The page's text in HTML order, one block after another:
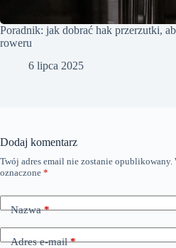
Poradnik: jak dobrać hak przerzutki,
roweru
6 lipca 2025
Dodaj komentarz
Twój adres email nie zostanie opublikowany.
oznaczone *
Nazwa*
Adres e-mail*